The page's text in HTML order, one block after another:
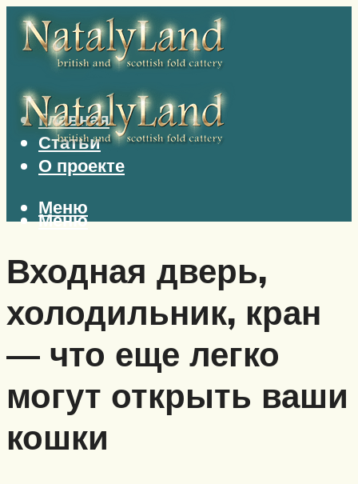
Главная
Статьи
О проекте
Меню
Меню
Входная дверь,
холодильник, кран
— что еще легко
могут открыть ваши
кошки